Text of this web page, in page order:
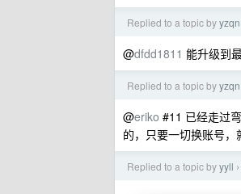
Replied to a topic byyzqn
@dfdd1811 能升级到
Replied to a topic byyzqn
@eriko #11 已经走过
的，只要一切换账号
Replied to a topic byyyll ›